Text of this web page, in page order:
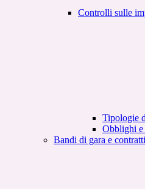
Controlli sulle
Tipologie
Obblighi e
Bandi di gara e contratti